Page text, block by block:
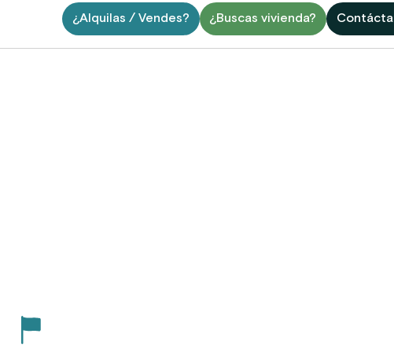
¿Alquilas / Vendes? ¿Buscas vivienda?